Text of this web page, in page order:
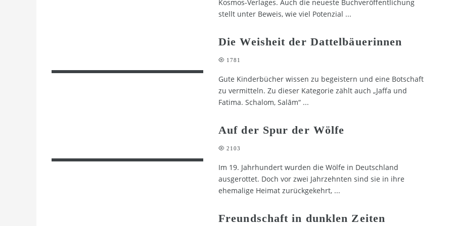
Kosmos-Verlages. Auch die neueste Buchveröffentlichung
stellt unter Beweis, wie viel Potenzial ...
Die Weisheit der Dattelbäuerinnen
1781
Gute Kinderbücher wissen zu begeistern und eine Botschaft
zu vermitteln. Zu dieser Kategorie zählt auch „Jaffa und
Fatima. Schalom, Salām“ ...
Auf der Spur der Wölfe
2103
Im 19. Jahrhundert wurden die Wölfe in Deutschland
ausgerottet. Doch vor zwei Jahrzehnten sind sie in ihre
ehemalige Heimat zurückgekehrt, ...
Freundschaft in dunklen Zeiten